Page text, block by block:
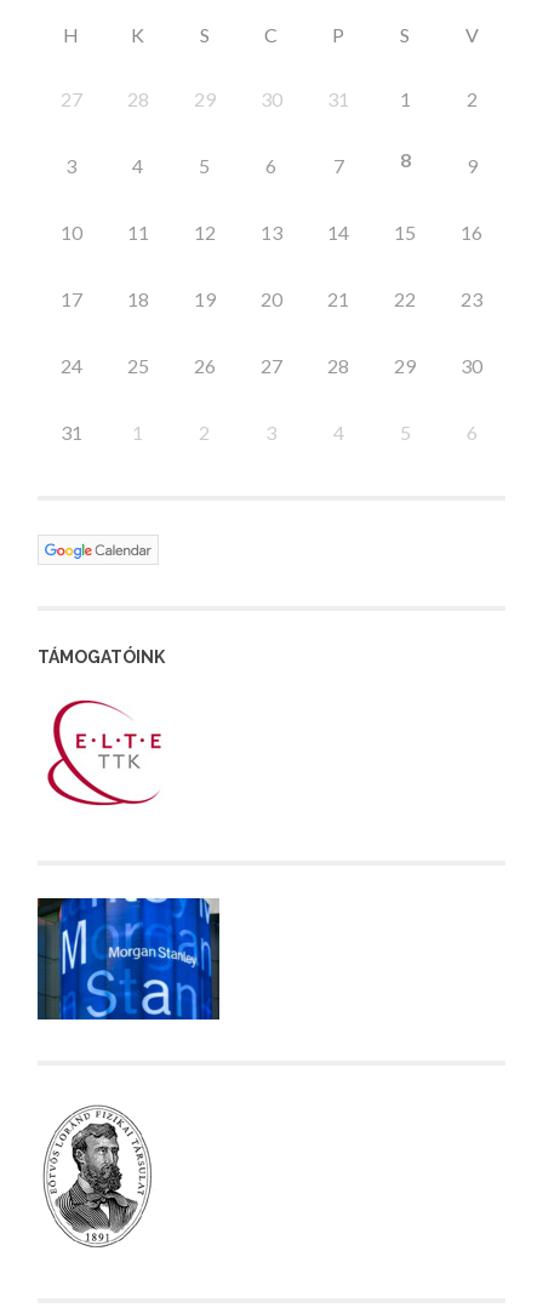
H K S C P S V
27 28 29 30 31 1 2
3 4 5 6 7 8 9
10 11 12 13 14 15 16
17 18 19 20 21 22 23
24 25 26 27 28 29 30
31 1 2 3 4 5 6
TÁMOGATÓINK